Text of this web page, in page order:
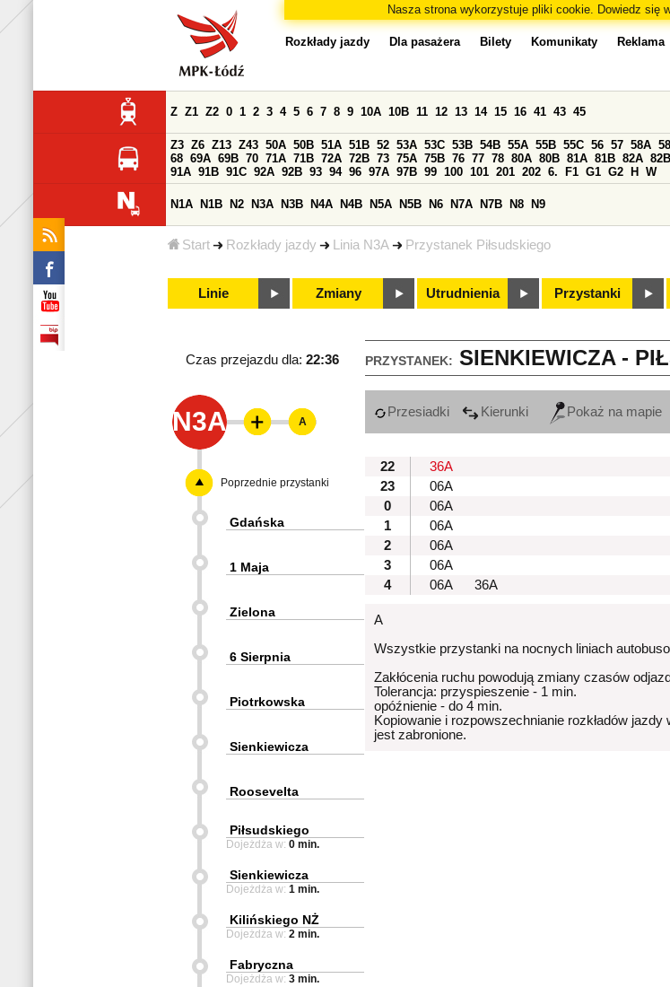
Nasza strona wykorzystuje pliki cookie. Dowiedz się
Start Rozkłady jazdy Linia N3A Przystanek Piłsudskiego
Rozkłady jazdy Dla pasażera Bilety Komunikaty Reklama
Z Z1 Z2 0 1 2 3 4 5 6 7 8 9 10A 10B 11 12 13 14 15 16 41 43 45
Z3 Z6 Z13 Z43 50A 50B 51A 51B 52 53A 53C 53B 54B 55A 55B 55C 56 57 58A
68 69A 69B 70 71A 71B 72A 72B 73 75A 75B 76 77 78 80A 80B 81A 81B 82A 82B
91A 91B 91C 92A 92B 93 94 96 97A 97B 99 100 101 201 202 6. F1 G1 G2 H W
N1A N1B N2 N3A N3B N4A N4B N5A N5B N6 N7A N7B N8 N9
Linie Zmiany Utrudnienia Przystanki
PRZYSTANEK: SIENKIEWICZA -
Czas przejazdu dla: 22:36
N3A Przesiadki Kierunki Pokaż na mapie
22
36A
23
06A
0
06A
1
06A
2
06A
3
06A
4
06A 36A
A
Wszystkie przystanki na nocnych liniach
Zakłócenia ruchu powodują zmiany czasów
Tolerancja: przyspieszenie - 1 min.
opóźnienie - do 4 min.
Kopiowanie i rozpowszechnianie rozkładów
jest zabronione.
A
Poprzednie przystanki
Gdańska
1 Maja
Zielona
6 Sierpnia
Piotrkowska
Sienkiewicza
Roosevelta
Piłsudskiego
Dojeżdża w: 0 min.
Sienkiewicza
Dojeżdża w: 1 min.
Kilińskiego NŻ
Dojeżdża w: 2 min.
Fabryczna
Dojeżdża w: 3 min.